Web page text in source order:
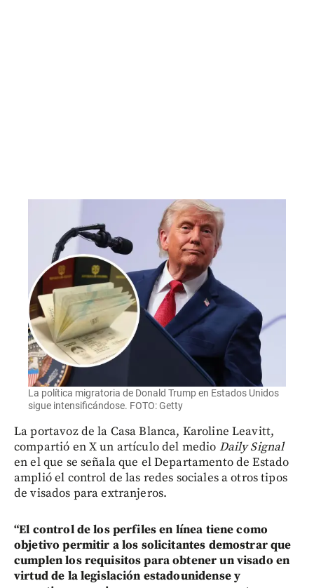
La política migratoria de Donald Trump en Estados Unidos
sigue intensificándose. FOTO: Getty
La portavoz de la Casa Blanca, Karoline Leavitt,
compartió en X un artículo del medio Daily Signal
en el que se señala que el Departamento de Estado
amplió el control de las redes sociales a otros tipos
de visados para extranjeros.
“El control de los perfiles en línea tiene como
objetivo permitir a los solicitantes demostrar que
cumplen los requisitos para obtener un visado en
virtud de la legislación estadounidense y